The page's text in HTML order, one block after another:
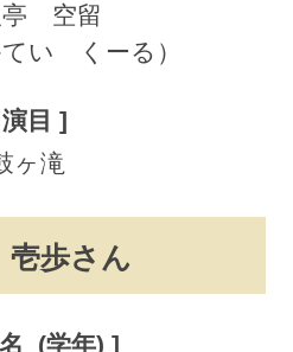
亭 空留
てい くーる）
ヶ滝
歩さん